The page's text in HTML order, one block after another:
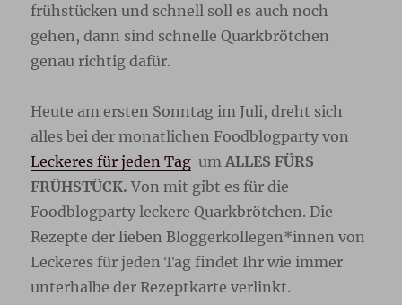
frühstücken und schnell soll es auch noch
gehen, dann sind schnelle Quarkbrötchen
genau richtig dafür.
Heute am ersten Sonntag im Juli, dreht sich
alles bei der monatlichen Foodblogparty von
Leckeres für jeden Tag um ALLES FÜRS
FRÜHSTÜCK.Von mit gibt es für die
Foodblogparty leckere Quarkbrötchen. Die
Rezepte der lieben Bloggerkollegen*innen von
Leckeres für jeden Tag findet Ihr wie immer
unterhalbe der Rezeptkarte verlinkt.